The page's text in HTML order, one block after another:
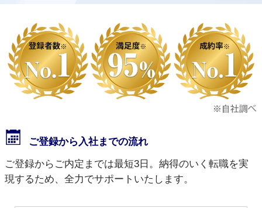
ご登録から入社までの流れ
ご登録からご内定までは最短3日。納得のいく転職を実
現するため、全力でサポートいたします。